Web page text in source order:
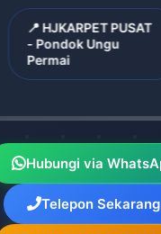
📍 HJKARPET PUSAT
- Pondok Ungu
Permai
Hubungi via
Telepon Sekarang